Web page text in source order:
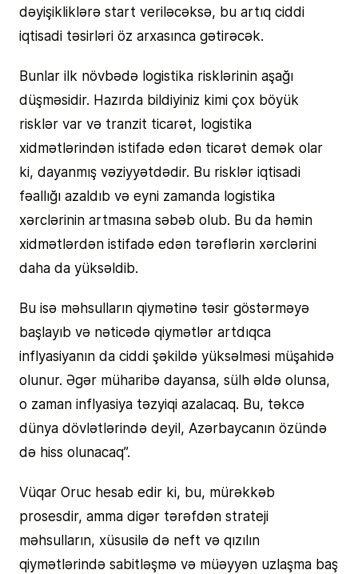
dəyişikliklərə start veriləcəksə, bu artıq ciddi
iqtisadi təsirləri öz arxasınca gətirəcək.
Bunlar ilk növbədə logistika risklərinin aşağı
düşməsidir. Hazırda bildiyiniz kimi çox böyük
risklər var və tranzit ticarət, logistika
xidmətlərindən istifadə edən ticarət demək olar
ki, dayanmış vəziyyətdədir. Bu risklər iqtisadi
fəallığı azaldıb və eyni zamanda logistika
xərclərinin artmasına səbəb olub. Bu da həmin
xidmətlərdən istifadə edən tərəflərin xərclərini
daha da yüksəldib.
Bu isə məhsulların qiymətinə təsir göstərməyə
başlayıb və nəticədə qiymətlər artdıqca
inflyasiyanın da ciddi şəkildə yüksəlməsi müşahidə
olunur. Əgər müharibə dayansa, sülh əldə olunsa,
o zaman inflyasiya təzyiqi azalacaq. Bu, təkcə
dünya dövlətlərində deyil, Azərbaycanın özündə
də hiss olunacaq”.
Vüqar Oruc hesab edir ki, bu, mürəkkəb
prosesdir, amma digər tərəfdən strateji
məhsulların, xüsusilə də neft və qızılın
qiymətlərində sabitləşmə və müəyyən uzlaşma baş